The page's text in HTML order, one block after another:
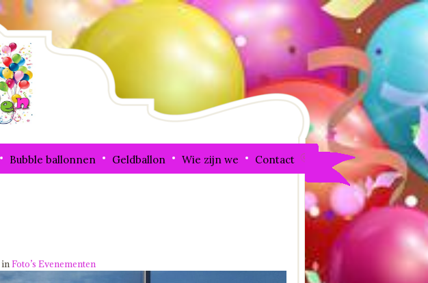
Bubble ballonnen Geldballon Wie zijn we Contact
inFoto’s Evenementen